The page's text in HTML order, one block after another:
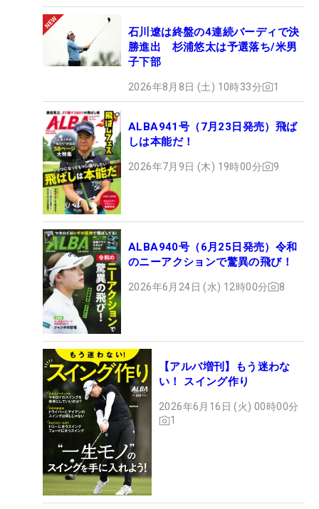
石川遼は終盤の4連続バーディで決
勝進出 杉浦悠太は予選落ち/米男
子下部
2026年8月8日 (土) 10時33分 1
ALBA941号（7月23日発売）飛ば
しは本能だ！
2026年7月9日 (木) 19時00分 9
ALBA940号（6月25日発売）令和
のニーアクションで驚異の飛び！
2026年6月24日 (水) 12時00分 8
【アルバ増刊】もう迷わな
い！ スイング作り
2026年6月16日 (火) 00時00分
1